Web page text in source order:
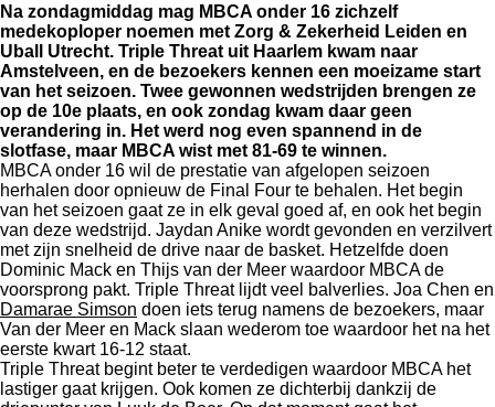
Na zondagmiddag mag MBCA onder 16 zichzelf
medekoploper noemen met Zorg & Zekerheid Leiden en
Uball Utrecht. Triple Threat uit Haarlem kwam naar
Amstelveen, en de bezoekers kennen een moeizame start
van het seizoen. Twee gewonnen wedstrijden brengen ze
op de 10e plaats, en ook zondag kwam daar geen
verandering in. Het werd nog even spannend in de
slotfase, maar MBCA wist met 81-69 te winnen.
MBCA onder 16 wil de prestatie van afgelopen seizoen
herhalen door opnieuw de Final Four te behalen. Het begin
van het seizoen gaat ze in elk geval goed af, en ook het begin
van deze wedstrijd. Jaydan Anike wordt gevonden en verzilvert
met zijn snelheid de drive naar de basket. Hetzelfde doen
Dominic Mack en Thijs van der Meer waardoor MBCA de
voorsprong pakt. Triple Threat lijdt veel balverlies. Joa Chen en
Damarae Simson doen iets terug namens de bezoekers, maar
Van der Meer en Mack slaan wederom toe waardoor het na het
eerste kwart 16-12 staat.
Triple Threat begint beter te verdedigen waardoor MBCA het
lastiger gaat krijgen. Ook komen ze dichterbij dankzij de